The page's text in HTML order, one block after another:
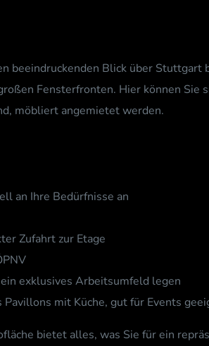
beeindruckenden Blick über
Fensterfronten. Hier können
möbliert angemietet werden.
an Ihre Bedürfnisse an
Zufahrt zur Etage
exklusives Arbeitsumfeld legen
mit Küche, gut für Events
bietet alles, was Sie für ein